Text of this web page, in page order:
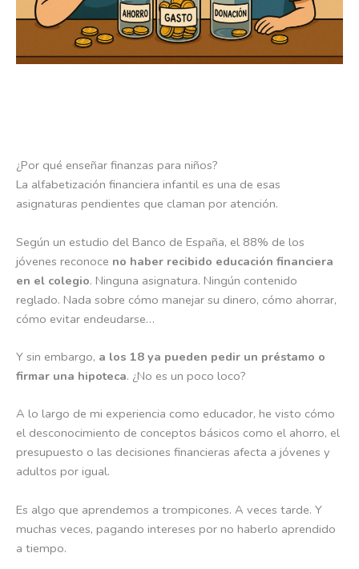
¿Por qué enseñar finanzas para niños?
La alfabetización financiera infantil es una de esas
asignaturas pendientes que claman por atención.
Según un estudio del Banco de España, el 88% de los
jóvenes reconoce no haber recibido educación financiera
en el colegio. Ninguna asignatura. Ningún contenido
reglado. Nada sobre cómo manejar su dinero, cómo ahorrar,
cómo evitar endeudarse…
Y sin embargo, a los 18 ya pueden pedir un préstamo o
firmar una hipoteca. ¿No es un poco loco?
A lo largo de mi experiencia como educador, he visto cómo
el desconocimiento de conceptos básicos como el ahorro, el
presupuesto o las decisiones financieras afecta a jóvenes y
adultos por igual.
Es algo que aprendemos a trompicones. A veces tarde. Y
muchas veces, pagando intereses por no haberlo aprendido
a tiempo.